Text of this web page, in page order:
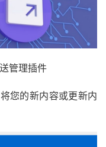
管理插件
您的新内容或更新内